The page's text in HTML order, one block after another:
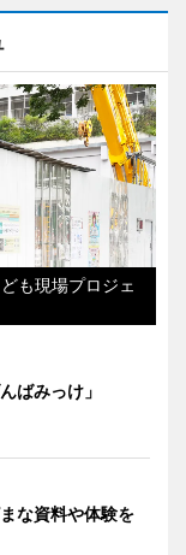
も現場プロジェ
ばみっけ」
な資料や体験を